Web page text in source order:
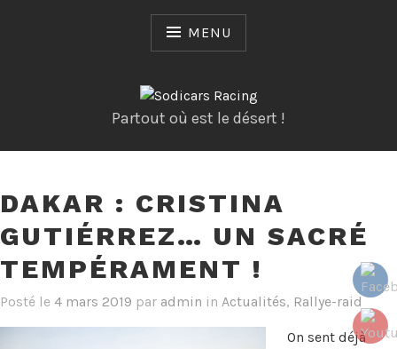
MENU
Partout où est le désert !
DAKAR : CRISTINA
GUTIÉRREZ… UN SACRÉ
TEMPÉRAMENT !
Posté le 4 mars 2019 par admin in Actualités, Rallye-raid
On sent déjà